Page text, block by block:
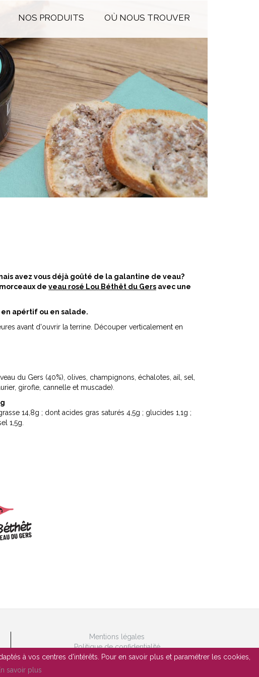
NOS PRODUITS OÙ NOUS TROUVER
avez vous déjà goûté de la galantine de veau?
de veau rosé Lou Béthêt du Gers avec une
apértif ou en salade.
avant d'ouvrir la terrine. Découper verticalement en
du Gers (40%), olives, champignons, échalotes, ail, sel,
girofle, cannelle et muscade).
14,8g ; dont acides gras saturés 4,5g ; glucides 1,1g ;
1,5g.
Mentions légales
Politique de confidentialité
Gestion des cookies
à vos centres d'intérêts. Pour en savoir plus et paramétrer les cookies,
savoir plus